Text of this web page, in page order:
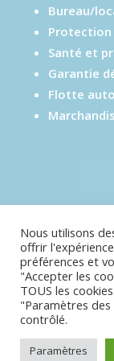
Bureau/
Protection
Santé et
Garantie
Flotte
Mentions
Sitemap
Nous utilisons
offrir
préférences et
"Accepter les
TOUS les
"Paramètres
contrôlé.
Paramètres